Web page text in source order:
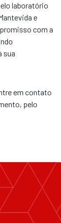
laboratório
e
com a
sua
em contato
pelo